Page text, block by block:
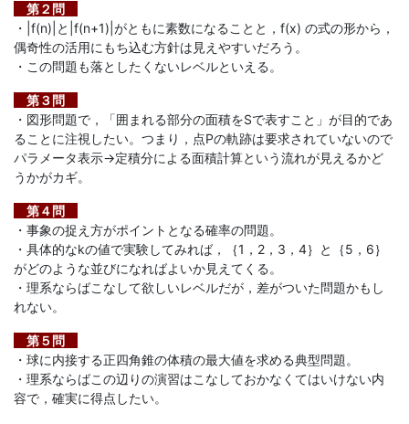
受
験
攻
略
法」
を
提
供
し
ま
第２問
・|f(n)|と|f(n+1)|がともに素数になることと，f(x) の式の形から，
偶奇性の活用にもち込む方針は見えやすいだろう。
・この問題も落としたくないレベルといえる。
第３問
・図形問題で，「囲まれる部分の面積をSで表すこと」が目的であ
ることに注視したい。つまり，点Pの軌跡は要求されていないので
パラメータ表示→定積分による面積計算という流れが見えるかど
うかがカギ。
第４問
・事象の捉え方がポイントとなる確率の問題。
・具体的なkの値で実験してみれば，｛1，2，3，4｝と｛5，6｝
がどのような並びになればよいか見えてくる。
・理系ならばこなして欲しいレベルだが，差がついた問題かもし
れない。
第５問
・球に内接する正四角錐の体積の最大値を求める典型問題。
・理系ならばこの辺りの演習はこなしておかなくてはいけない内
容で，確実に得点したい。